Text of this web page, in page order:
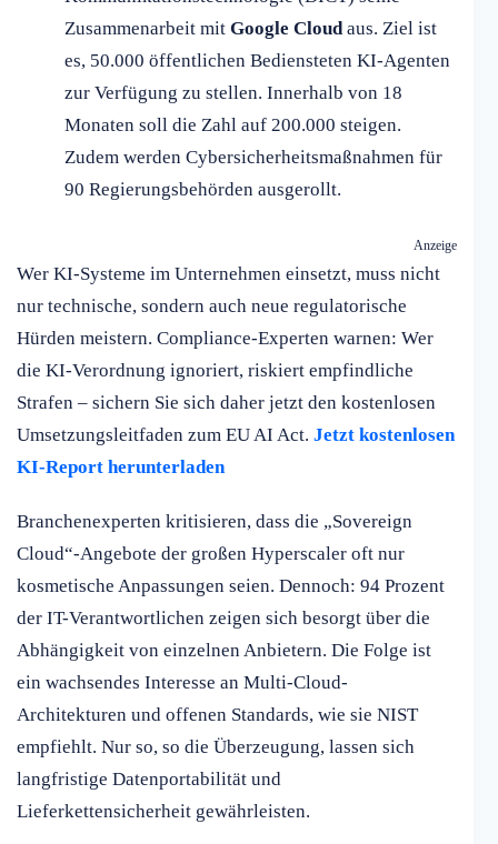
Zusammenarbeit mit Google Cloudaus. Ziel ist
es, 50.000 öffentlichen Bediensteten KI-Agenten
zur Verfügung zu stellen. Innerhalb von 18
Monaten soll die Zahl auf 200.000 steigen.
Zudem werden Cybersicherheitsmaßnahmen für
90 Regierungsbehörden ausgerollt.
Anzeige
Wer KI-Systeme im Unternehmen einsetzt, muss nicht
nur technische, sondern auch neue regulatorische
Hürden meistern. Compliance-Experten warnen: Wer
die KI-Verordnung ignoriert, riskiert empfindliche
Strafen – sichern Sie sich daher jetzt den kostenlosen
Umsetzungsleitfaden zum EU AI Act. Jetzt kostenlosen
KI-Report herunterladen
Branchenexperten kritisieren, dass die „Sovereign
Cloud“-Angebote der großen Hyperscaler oft nur
kosmetische Anpassungen seien. Dennoch: 94 Prozent
der IT-Verantwortlichen zeigen sich besorgt über die
Abhängigkeit von einzelnen Anbietern. Die Folge ist
ein wachsendes Interesse an Multi-Cloud-
Architekturen und offenen Standards, wie sie NIST
empfiehlt. Nur so, so die Überzeugung, lassen sich
langfristige Datenportabilität und
Lieferkettensicherheit gewährleisten.